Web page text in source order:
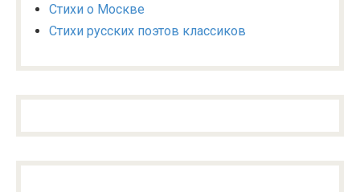
Стихи о Москве
Стихи русских поэтов классиков